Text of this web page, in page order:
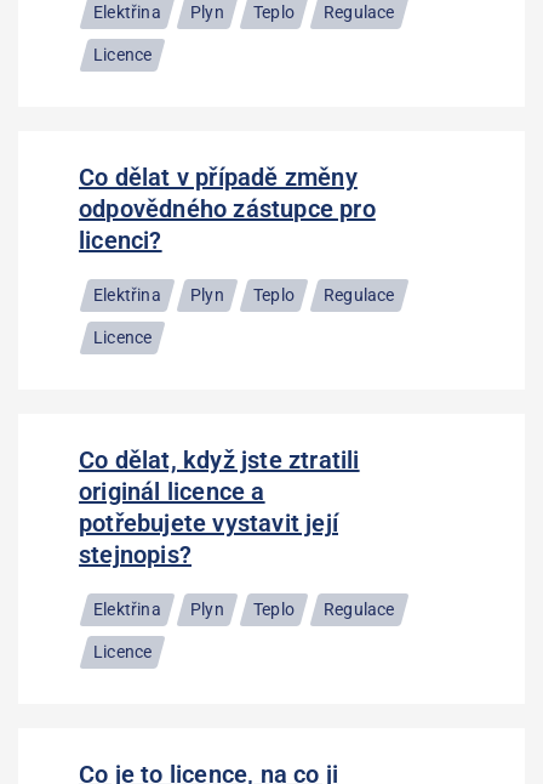
Elektřina Plyn Teplo Regulace
Licence
Co dělat v případě změny
odpovědného zástupce pro
licenci?
Elektřina Plyn Teplo Regulace
Licence
Co dělat, když jste ztratili
originál licence a
potřebujete vystavit její
stejnopis?
Elektřina Plyn Teplo Regulace
Licence
Co je to licence, na co ji